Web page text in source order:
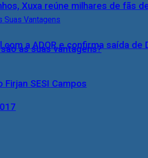
as suas vantagens?
Xuxa reúne milhares de fãs
a ADOR e confirma saída de
SESI Campos